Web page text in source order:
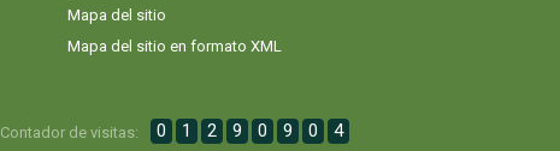
Mapa del sitio
Mapa del sitio en formato XML
Contador de visitas: 0 1 2 9 0 9 0 4